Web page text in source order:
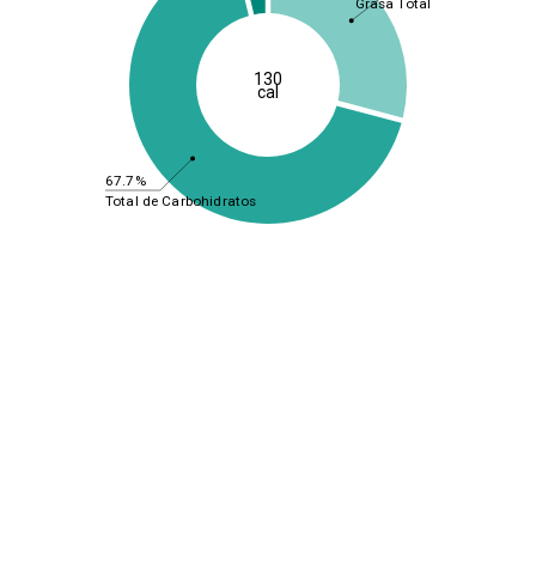
67.7%
Grasa Total
Total de Carbohidratos
130
cal